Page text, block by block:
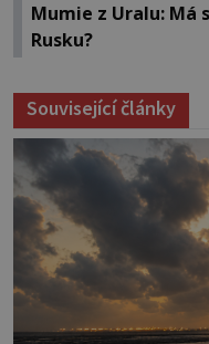
Mumie z Uralu: Má
Rusku?
Související články